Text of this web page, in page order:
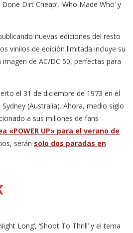
Dirt Cheap’, ‘Who Made Who’ y
nuevas ediciones del resto
vinilos de edición limitada incluye su
de AC/DC 50, perfectas para
el 31 de diciembre de 1973 en el
(Australia). Ahora, medio siglo
a sus millones de fans
«POWER UP» para el verano de
serán solo dos paradas en
Long’, ‘Shoot To Thrill’ y el tema